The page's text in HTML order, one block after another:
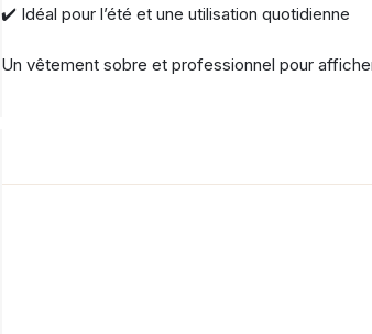
✔️ Idéal pour l’été et une utilisation quotidienne
Un vêtement sobre et professionnel pour